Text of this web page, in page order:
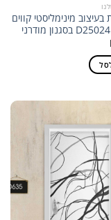
מינימליסטי קווים